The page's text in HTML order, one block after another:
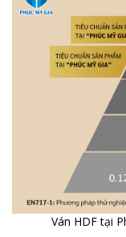
Ván HDF tại